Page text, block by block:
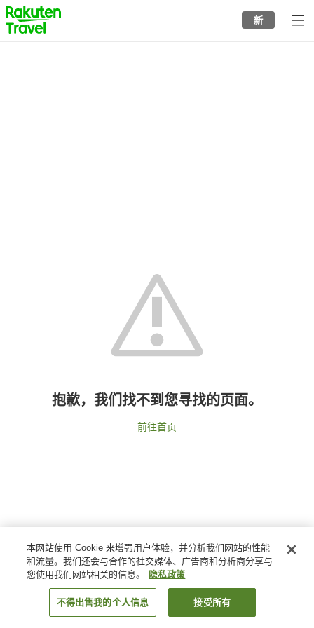
to
top
page
新
抱歉，我们找不到您寻找的页面。
前往首页
本网站使用 Cookie 来增强用户体验，并分析我们网站的性能
和流量。我们还会与合作的社交媒体、广告商和分析商分享与
您使用我们网站相关的信息。
隐私政策
不得出售我的个人信息 接受所有